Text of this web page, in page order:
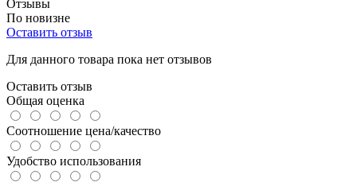
Отзывы
По новизне
Оставить отзыв
Для данного товара пока нет отзывов
Оставить отзыв
Общая оценка
Соотношение цена/качество
Удобство использования